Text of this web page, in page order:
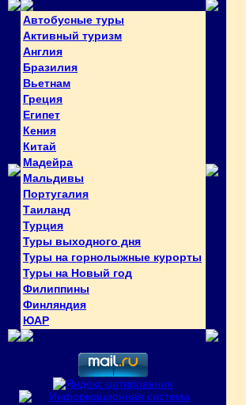
Автобусные туры
Активный туризм
Англия
Бразилия
Вьетнам
Греция
Египет
Кения
Китай
Мадейра
Мальдивы
Португалия
Таиланд
Турция
Туры выходного дня
Туры на горнолыжные курорты
Туры на Новый год
Филиппины
Финляндия
ЮАР